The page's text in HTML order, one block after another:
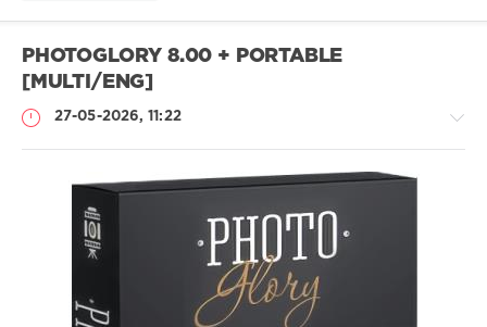
PHOTOGLORY 8.00 + PORTABLE
[MULTI/ENG]
27-05-2026, 11:22
Софт